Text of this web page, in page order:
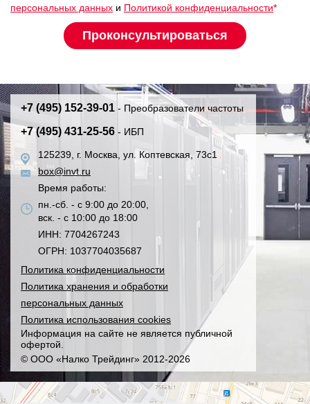
персональных данных и Политикой конфиденциальности*
+7 (495) 152-39-01 - Преобразователи частоты
+7 (495) 431-25-56 - ИБП
125239, г. Москва, ул. Коптевская, 73с1
box@invt.ru
Время работы:
пн.-сб. - с 9:00 до 20:00,
вск. - с 10:00 до 18:00
ИНН: 7704267243
ОГРН: 1037704035687
Политика конфиденциальности
Политика хранения и обработки
персональных данных
Политика использования cookies
Информация на сайте не является публичной
офертой.
© ООО «Налко Трейдинг» 2012-2026